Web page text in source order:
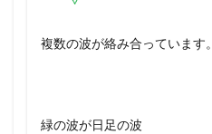
複数の波が絡み合っています。
緑の波が日足の波